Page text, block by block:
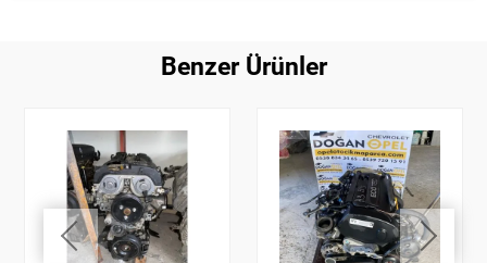
Benzer Ürünler